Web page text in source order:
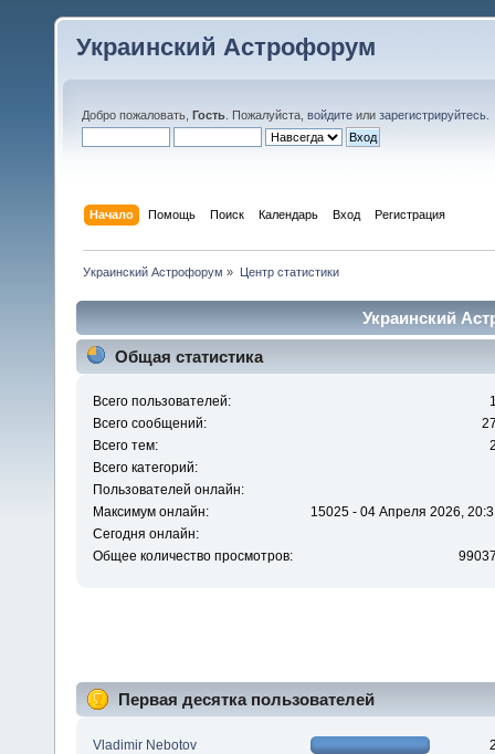
Украинский Астрофорум
Добро пожаловать, Гость . Пожалуйста, войдите или зарегистрируйтесь
Начало Помощь Поиск Календарь Вход Регистрация
Украинский Астрофорум » Центр статистики
Украинский
Общая статистика
Всего пользователей:
Всего сообщений:
Всего тем:
Всего категорий:
Пользователей онлайн:
Максимум онлайн:
15025 - 04 Апреля 2026,
Сегодня онлайн:
Общее количество просмотров:
Первая десятка пользователей
Vladimir Nebotov